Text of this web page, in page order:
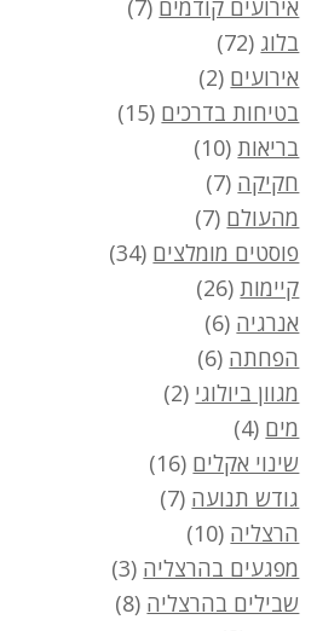
אירועים קודמים (7)
בלוג (72)
אירועים (2)
בטיחות בדרכים (15)
בריאות(10)
חקיקה (7)
מהעולם (7)
פוסטים מומלצים (34)
קיימות(26)
אנרגיה (6)
הפחתה (6)
מגוון ביולוגי (2)
מים (4)
שינוי אקלים (16)
גודש תנועה (7)
הרצליה (10)
מפגעים בהרצליה (3)
שבילים בהרצליה (8)